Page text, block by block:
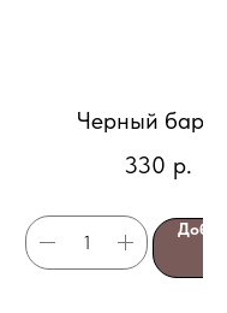
Черный
330 р.